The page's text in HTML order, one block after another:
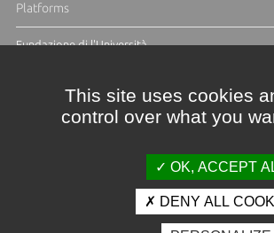
Platforms
Fundazione di l'Università
Crédits et mentions légales
This site uses cookies
control over what you
OK, ACCEPT
DENY ALL